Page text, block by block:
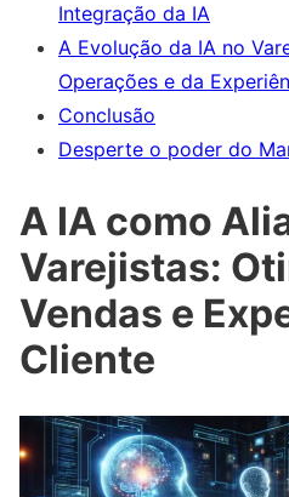
Integração da IA
A Evolução da IA no
Operações e da
Conclusão
Desperte o poder do
A IA como
Varejistas:
Vendas e
Cliente